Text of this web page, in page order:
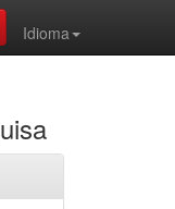
Idioma